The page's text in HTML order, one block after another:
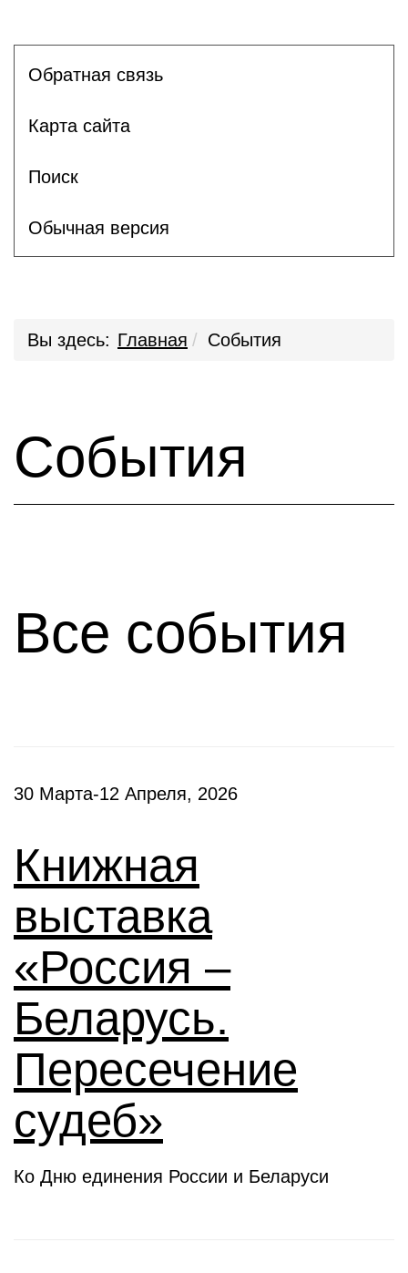
Обратная связь
Карта сайта
Поиск
Обычная версия
Вы здесь: Главная События
События
Все события
30 Марта-12 Апреля, 2026
Книжная
выставка
«Россия –
Беларусь.
Пересечение
судеб»
Ко Дню единения России и Беларуси